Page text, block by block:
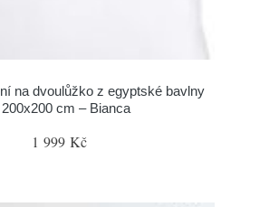
na dvoulůžko z egyptské bavlny
200x200 cm – Bianca
1 999 Kč